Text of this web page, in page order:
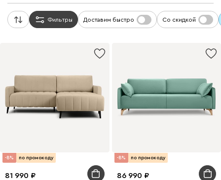
Фильтры Доставим быстро Со скидкой
-8% по промокоду
81 990
-8% по промокоду
86 990